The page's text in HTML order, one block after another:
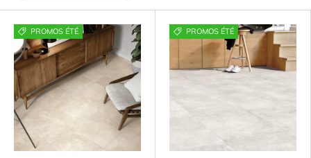
PROMOS ÉTÉ PROMOS ÉTÉ